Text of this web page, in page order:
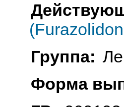
Группа:
Форма